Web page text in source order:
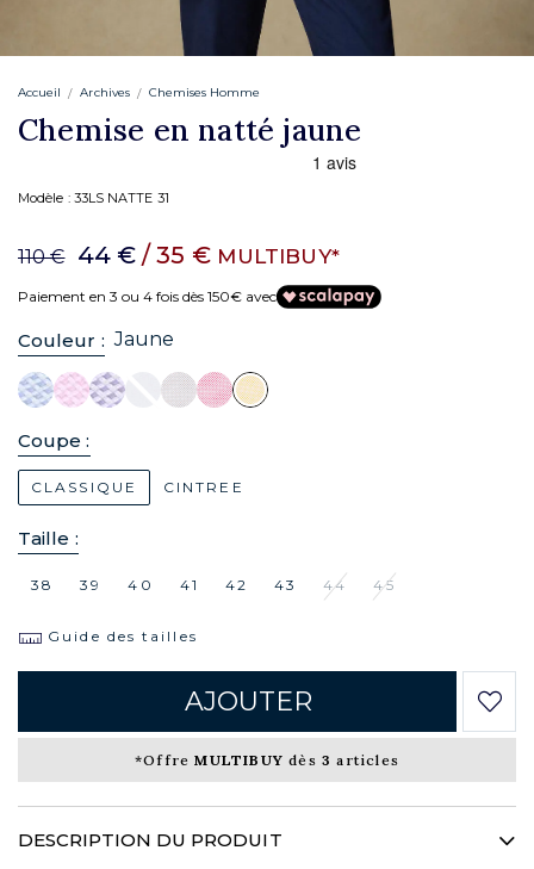
Accueil Archives Chemises Homme
Chemise en natté jaune
Modèle : 33LS NATTE 31
110 € 44 € / 35 € MULTIBUY*
Paiement en 3 ou 4 fois dès 150€ avec
Couleur : Jaune
Coupe :
CLASSIQUE CINTREE
Taille :
38 39 40 41 42 43 44 45
Guide des tailles
AJOUTER
*OffreMULTIBUY dès 3 articles
DESCRIPTION DU PRODUIT